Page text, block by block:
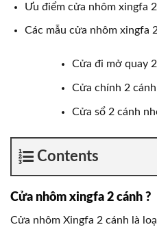
Ưu điểm cửa nhôm xingfa
Các mẫu cửa nhôm xingfa
Cửa đi mở quay
Cửa chính 2
Cửa sổ 2 cánh
Contents
Cửa nhôm xingfa 2 cánh ?
Cửa nhôm Xingfa 2 cánh là